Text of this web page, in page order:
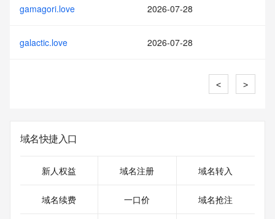
gamagori.love 2026-07-28
galactic.love 2026-07-28
< >
域名快捷入口
新人权益 域名注册 域名转入
域名续费 一口价 域名抢注